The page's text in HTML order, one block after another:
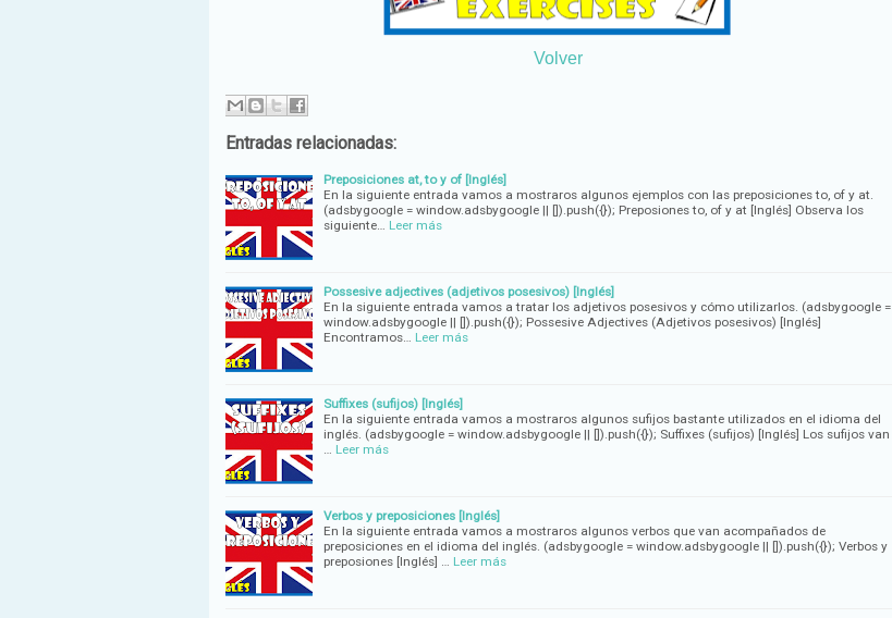
Volver
Entradas relacionadas:
Preposiciones at, to y of [Inglés]
En la siguiente entrada vamos a mostraros algunos ejemplos con las preposiciones to, of y at.
(adsbygoogle = window.adsbygoogle || []).push({}); Preposiones to, of y at [Inglés] Observa los
siguiente…
Leer más
Possesive adjectives (adjetivos posesivos) [Inglés]
En la siguiente entrada vamos a tratar los adjetivos posesivos y cómo utilizarlos. (adsbygoogle =
window.adsbygoogle || []).push({}); Possesive Adjectives (Adjetivos posesivos) [Inglés]
Encontramos…
Leer más
Suffixes (sufijos) [Inglés]
En la siguiente entrada vamos a mostraros algunos sufijos bastante utilizados en el idioma del
inglés. (adsbygoogle = window.adsbygoogle || []).push({}); Suffixes (sufijos) [Inglés] Los sufijos van
Leer más
Verbos y preposiciones [Inglés]
En la siguiente entrada vamos a mostraros algunos verbos que van acompañados de
preposiciones en el idioma del inglés. (adsbygoogle = window.adsbygoogle || []).push({}); Verbos y
preposiones [Inglés] …
Leer más